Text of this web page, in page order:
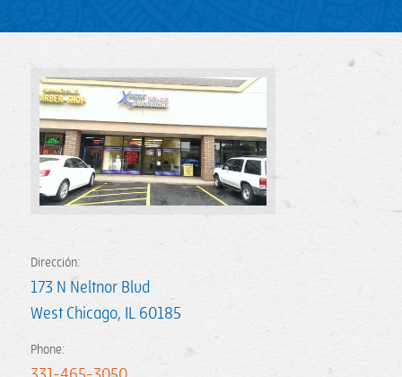
Dirección:
173 N Neltnor Blvd
West Chicago, IL 60185
Phone: